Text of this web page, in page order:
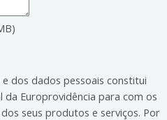
dos dados pessoais constitui
Europrovidência para com os
seus produtos e serviços. Por